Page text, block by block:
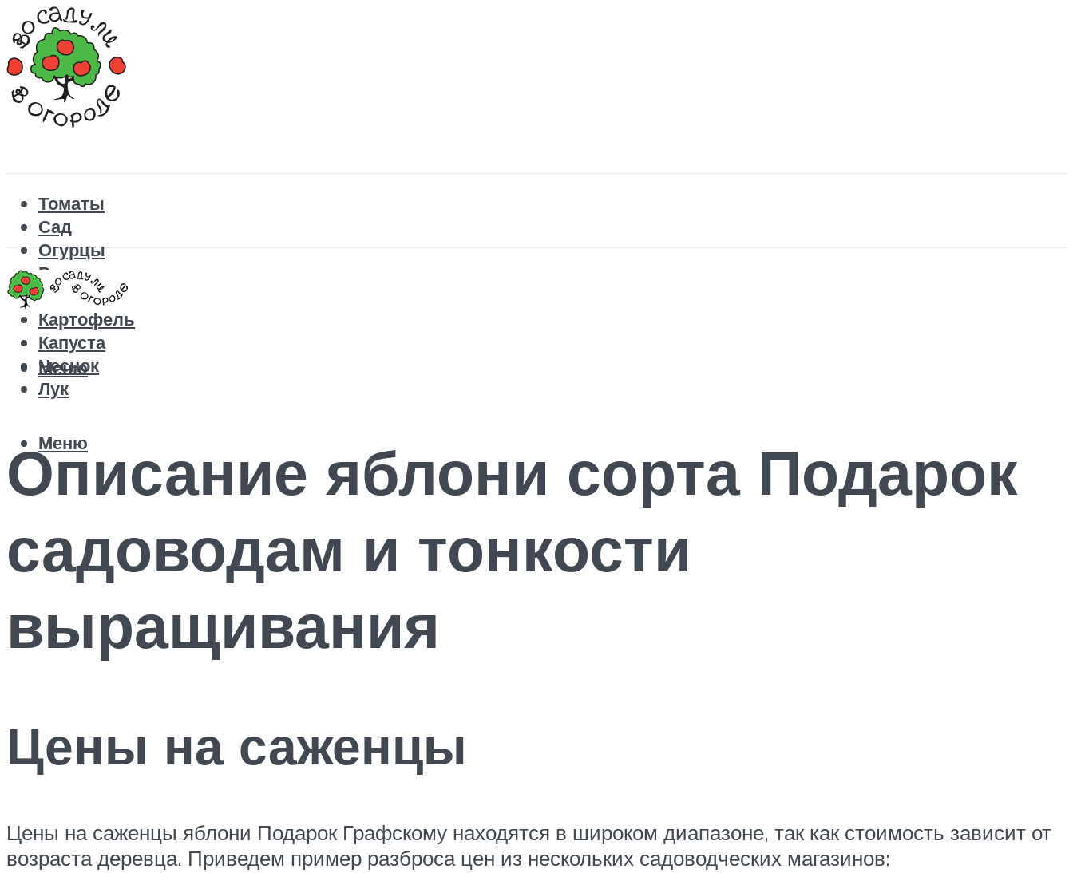
Томаты
Сад
Огурцы
Рецепты
Перец
Картофель
Капуста
Чеснок
Лук
Меню
Меню
Описание яблони сорта Подарок
садоводам и тонкости
выращивания
Цены на саженцы
Цены на саженцы яблони Подарок Графскому находятся в широком диапазоне, так как стоимость зависит от
возраста деревца. Приведем пример разброса цен из нескольких садоводческих магазинов: